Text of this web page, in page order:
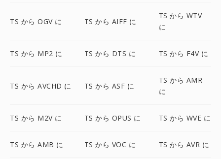
TS から OGV に TS から AIFF に
TS から WTV
に
TS から MP2 に TS から DTS に TS から F4V に
TS から AVCHD に TS から ASF に
TS から AMR
に
TS から M2V に TS から OPUS に TS から WVE に
TS から AMB に TS から VOC に TS から AVR に